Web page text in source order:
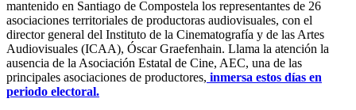
mantenido en Santiago de Compostela los representantes de 26
asociaciones territoriales de productoras audiovisuales, con el
director general del Instituto de la Cinematografía y de las Artes
Audiovisuales (ICAA), Óscar Graefenhain. Llama la atención la
ausencia de la Asociación Estatal de Cine, AEC, una de las
principales asociaciones de productores, inmersa estos días en
periodo electoral.